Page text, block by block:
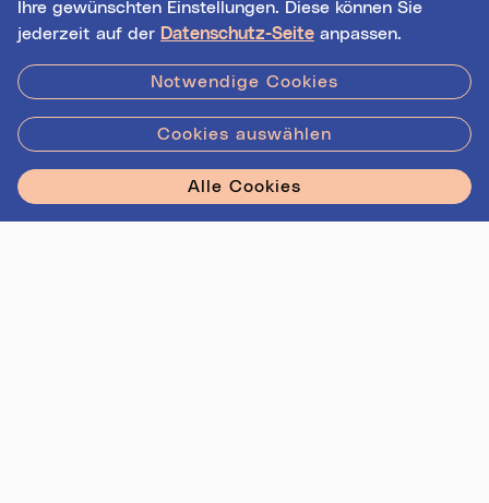
Ihre gewünschten Einstellungen. Diese können Sie
jederzeit auf der Datenschutz-Seite anpassen.
Notwendige Cookies
Cookies auswählen
Alle Cookies